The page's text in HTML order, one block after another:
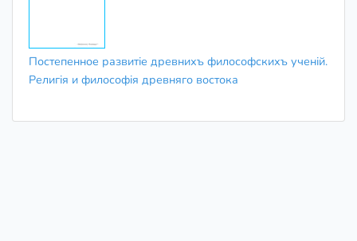
Постепенное развитіе древнихъ философскихъ ученій.
Религія и философія древняго востока